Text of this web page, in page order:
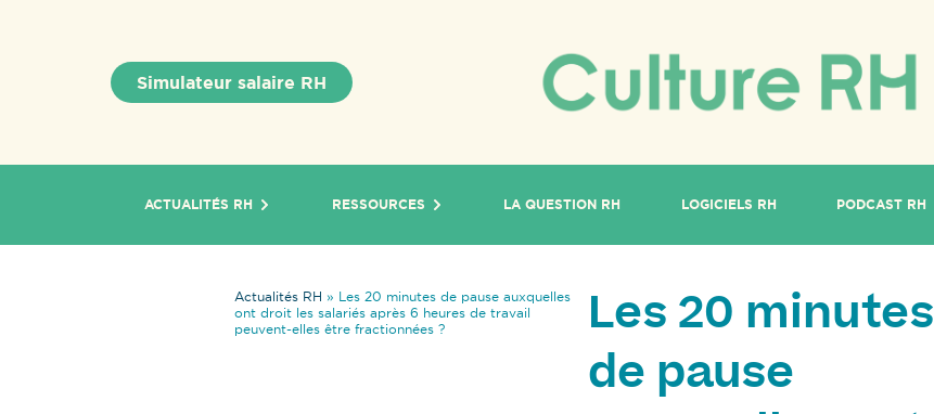
Simulateur salaire RH
ACTUALITÉS RH RESSOURCES LA QUESTION RH LOGICIELS RH PODCAST RH
Actualités RH » Les 20 minutes de pause auxquelles
ont droit les salariés après 6 heures de travail
peuvent-elles être fractionnées ?
Les 20 minutes
de pause